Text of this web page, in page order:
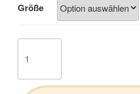
Größe
Terrier
Menge